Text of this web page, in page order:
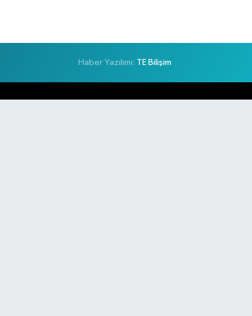
Haber Yazılımı: TE Bilişim